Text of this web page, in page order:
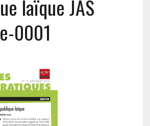
laïque JAS
0001